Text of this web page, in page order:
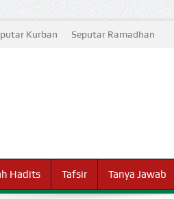
Kurban Seputar Ramadhan
Hadits Tafsir Tanya Jawab